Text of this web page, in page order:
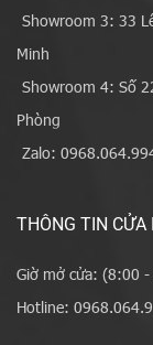
Showroom 3: 33
Minh
Showroom 4: Số
Phòng
Zalo:
THÔNG TIN CỬA
Giờ mở cửa: (8:00
Hotline: